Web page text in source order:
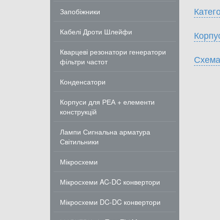
Запобіжники
Кабелі Дроти Шлейфи
Кварцеві резонатори генератори
фільтри частот
Конденсатори
Корпуси для РЕА + елементи
конструкцій
Лампи Сигнальна арматура
Світильники
Мікросхеми
Мікросхеми AC-DC конвертори
Мікросхеми DC-DC конвертори